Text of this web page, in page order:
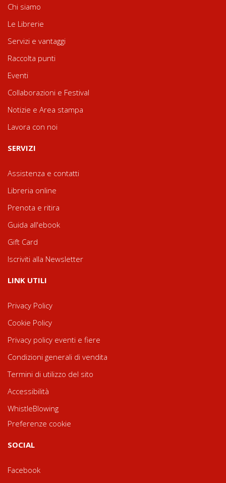
Chi siamo
Le Librerie
Servizi e vantaggi
Raccolta punti
Eventi
Collaborazioni e Festival
Notizie e Area stampa
Lavora con noi
SERVIZI
Assistenza e contatti
Libreria online
Prenota e ritira
Guida all'ebook
Gift Card
Iscriviti alla Newsletter
LINK UTILI
Privacy Policy
Cookie Policy
Privacy policy eventi e fiere
Condizioni generali di vendita
Termini di utilizzo del sito
Accessibilità
WhistleBlowing
Preferenze cookie
SOCIAL
Facebook